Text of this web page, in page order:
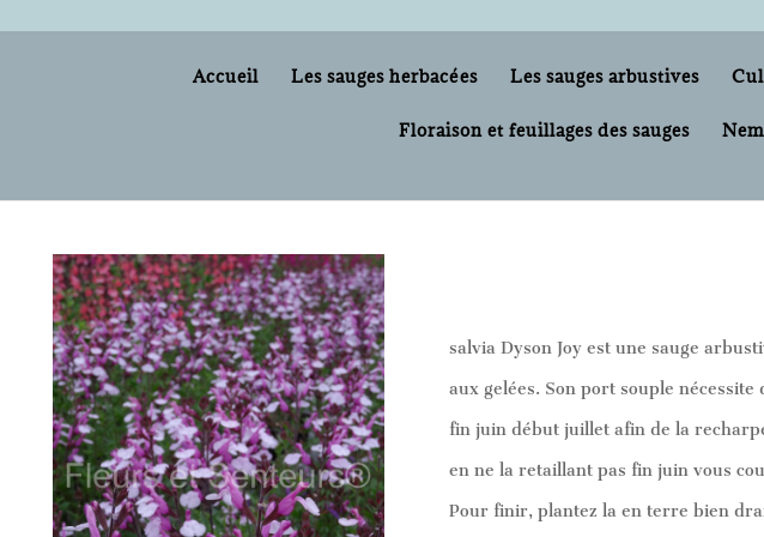
Accueil Les sauges herbacées Les sauges arbustives
Floraison et feuillages des sauges
salvia Dyson Joy est une sauge
aux gelées. Son port souple
fin juin début juillet afin de la
en ne la retaillant pas fin juin vous
Pour finir, plantez la en terre bien